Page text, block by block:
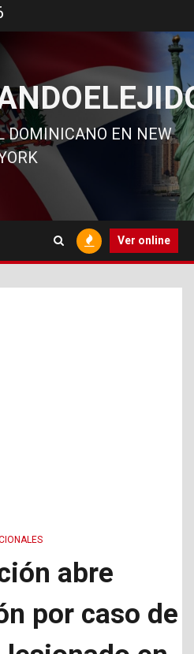
DOMINICANO EN NEW
Ver online
abre
por caso de